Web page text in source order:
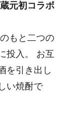
元初コラボ
もと二つの
投入。 お互
を引き出し
い焼酎で